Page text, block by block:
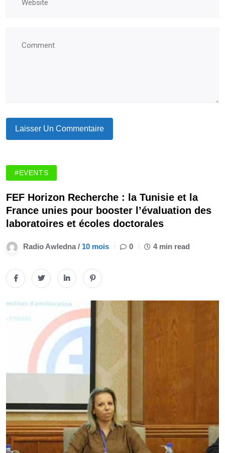
#EVENTS
FEF Horizon Recherche : la Tunisie et la
France unies pour booster l’évaluation des
laboratoires et écoles doctorales
Radio Awledna / 10 mois 0 4 min read